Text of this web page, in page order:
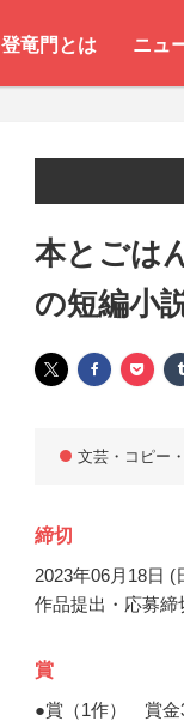
登竜門とは ニュ
本とごは
の短編小
文芸・コピー
締切
2023年06月18日 (
作品提出・応募締
賞
●賞（1作） 賞金